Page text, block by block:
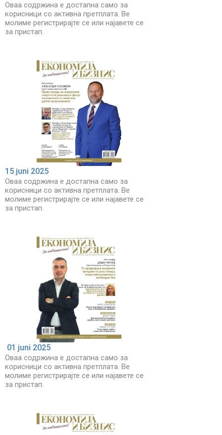
Оваа содржина е достапна само за
корисници со активна претплата. Ве
молиме регистрирајте се или најавете се
за пристап.
15 juni 2025
Оваа содржина е достапна само за
корисници со активна претплата. Ве
молиме регистрирајте се или најавете се
за пристап.
01 juni 2025
Оваа содржина е достапна само за
корисници со активна претплата. Ве
молиме регистрирајте се или најавете се
за пристап.